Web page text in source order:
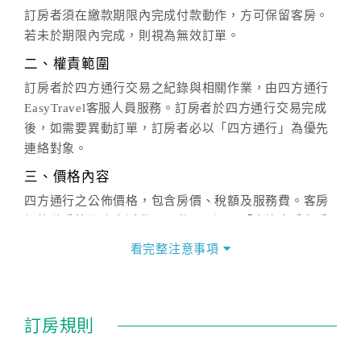
訂房者須在繳款期限內完成付款動作，方可保留客房。
若未於期限內完成，則視為無效訂單。
二、權責範圍
訂房者於四方通行交易之紀錄與相關作業，由四方通行
EasyTravel客服人員服務。訂房者於四方通行交易完成
後，如需要異動訂單，訂房者必以「四方通行」為優先
連絡對象。
三、價格內容
四方通行之公佈價格，包含房價、稅額及服務費。客房
價」之當日價格為標準。
話方式異動訂單。
看完整注意事項
訂房規則